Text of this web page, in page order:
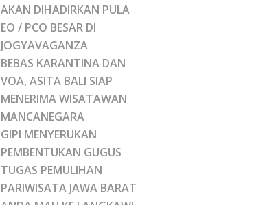
AKAN DIHADIRKAN PULA
EO / PCO BESAR DI
JOGYAVAGANZA
BEBAS KARANTINA DAN
VOA, ASITA BALI SIAP
MENERIMA WISATAWAN
MANCANEGARA
GIPI MENYERUKAN
PEMBENTUKAN GUGUS
TUGAS PEMULIHAN
PARIWISATA JAWA BARAT